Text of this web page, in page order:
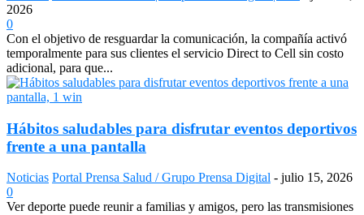
2026
0
Con el objetivo de resguardar la comunicación, la compañía activó
temporalmente para sus clientes el servicio Direct to Cell sin costo
adicional, para que...
Hábitos saludables para disfrutar eventos deportivos
frente a una pantalla
Noticias Portal Prensa Salud / Grupo Prensa Digital - julio 15, 2026
0
Ver deporte puede reunir a familias y amigos, pero las transmisiones